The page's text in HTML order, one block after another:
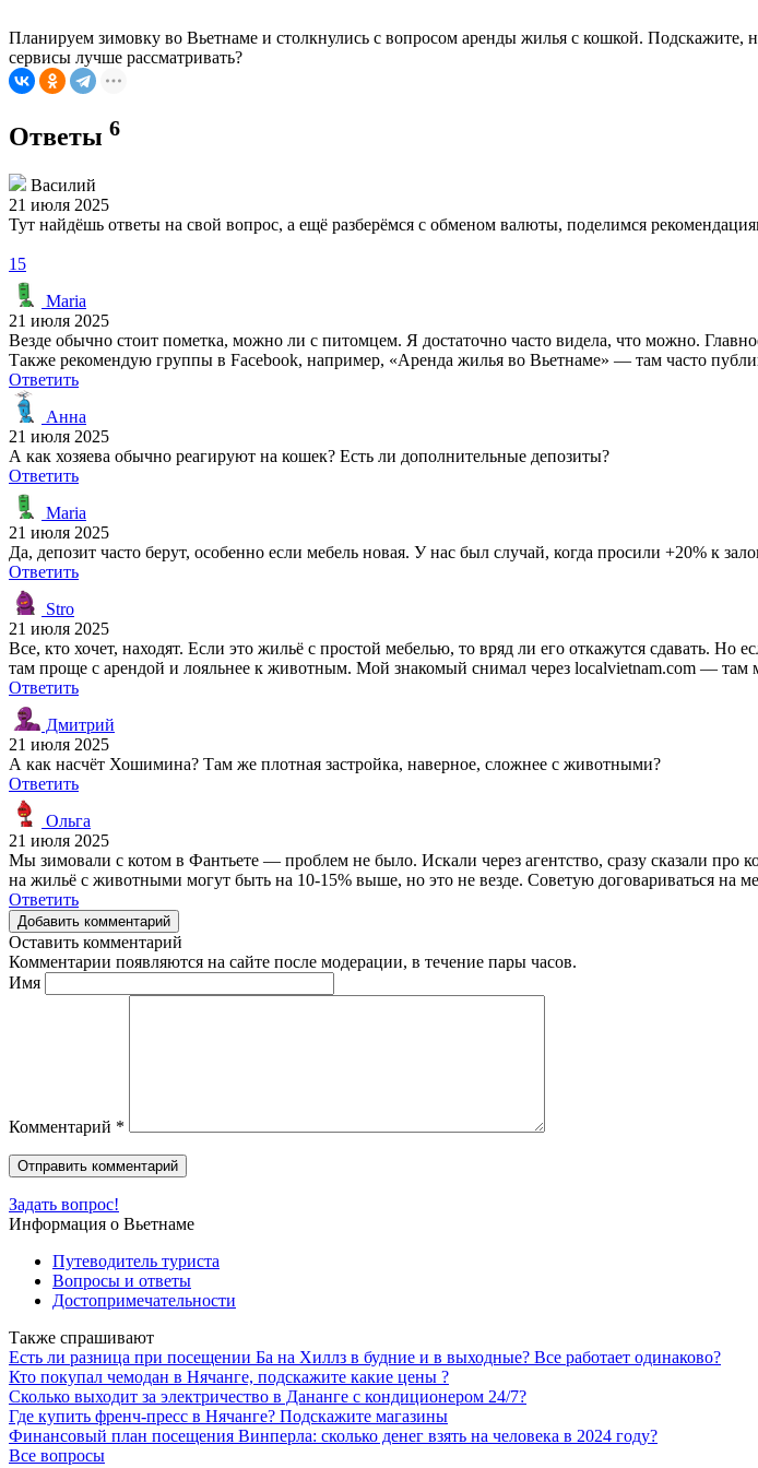
Планируем зимовку во Вьетнаме и столкнулись с вопросом аренды жилья с кошкой.
сервисы лучше рассматривать?
Ответы 6
Василий
21 июля 2025
Тут найдёшь ответы на свой вопрос, а ещё разберёмся с обменом валюты, поделимся
15
Maria
21 июля 2025
Везде обычно стоит пометка, можно ли с питомцем. Я достаточно часто видела, что можно.
Также рекомендую группы в Facebook, например, «Аренда жилья во Вьетнаме» — там часто
Ответить
Анна
21 июля 2025
А как хозяева обычно реагируют на кошек? Есть ли дополнительные депозиты?
Ответить
Maria
21 июля 2025
Да, депозит часто берут, особенно если мебель новая. У нас был случай, когда просили +20% к
Ответить
Stro
21 июля 2025
Все, кто хочет, находят. Если это жильё с простой мебелью, то вряд ли его откажутся сдавать.
там проще с арендой и лояльнее к животным. Мой знакомый снимал через localvietnam.com — там
Ответить
Дмитрий
21 июля 2025
А как насчёт Хошимина? Там же плотная застройка, наверное, сложнее с животными?
Ответить
Ольга
21 июля 2025
Мы зимовали с котом в Фантьете — проблем не было. Искали через агентство, сразу сказали про
на жильё с животными могут быть на 10-15% выше, но это не везде. Советую договариваться на
Ответить
Добавить комментарий
Оставить комментарий
Комментарии появляются на сайте после модерации, в течение пары часов.
Имя
Комментарий *
Задать вопрос!
Информация о Вьетнаме
Путеводитель туриста
Вопросы и ответы
Достопримечательности
Также спрашивают
Есть ли разница при посещении Ба на Хиллз в будние и в выходные? Все работает одинаково?
Кто покупал чемодан в Нячанге, подскажите какие цены ?
Сколько выходит за электричество в Дананге с кондиционером 24/7?
Где купить френч-пресс в Нячанге? Подскажите магазины
Финансовый план посещения Винперла: сколько денег взять на человека в 2024 году?
Все вопросы